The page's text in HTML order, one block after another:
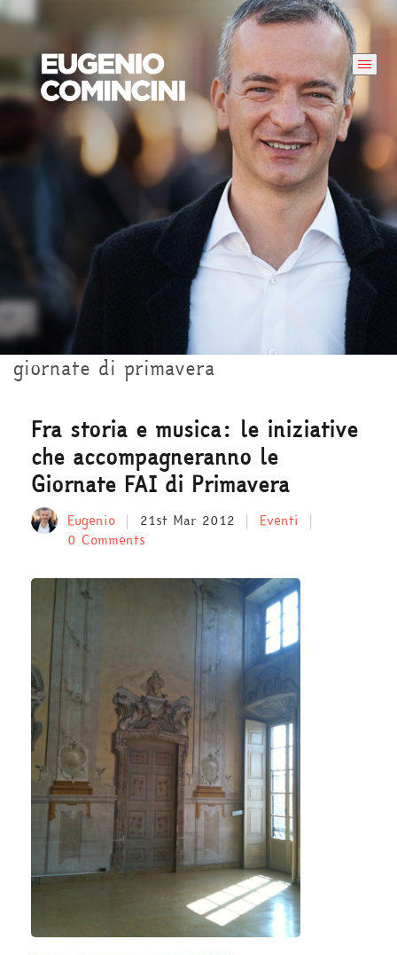
giornate di primavera
Fra storia e musica: le iniziative
che accompagneranno le
Giornate FAI di Primavera
Eugenio 21st Mar 2012
Eventi
0 Comments